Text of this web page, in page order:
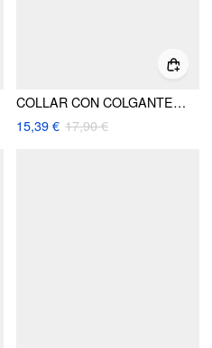
COLLAR CON COLGANTE DE MONEDA Y PERLA FALSA
15,39 € 17,90 €